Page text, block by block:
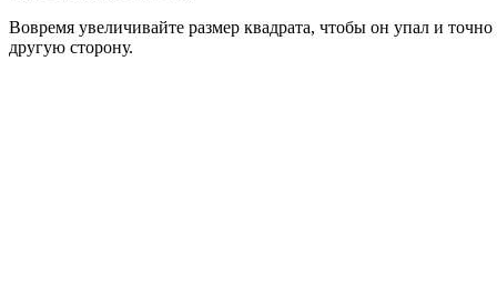
Вовремя увеличивайте размер квадрата, чтобы он упал и
другую сторону.